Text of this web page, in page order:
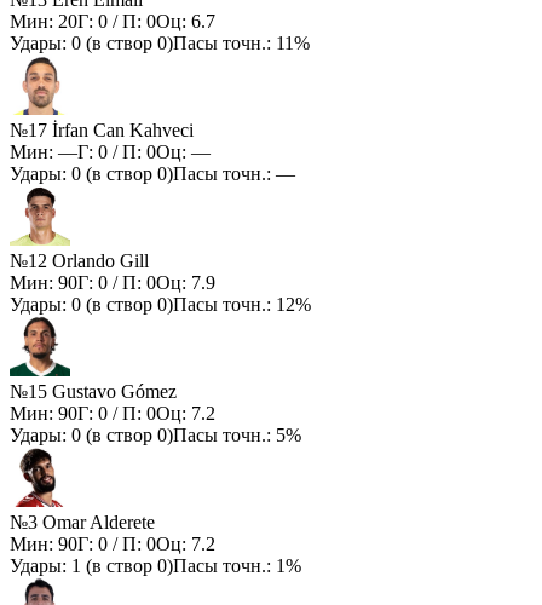
Мин: 20Г: 0 / П: 0Оц: 6.7
Удары: 0 (в створ 0)Пасы точн.: 11%
№17 İrfan Can Kahveci
Мин: —Г: 0 / П: 0Оц: —
Удары: 0 (в створ 0)Пасы точн.: —
№12 Orlando Gill
Мин: 90Г: 0 / П: 0Оц: 7.9
Удары: 0 (в створ 0)Пасы точн.: 12%
№15 Gustavo Gómez
Мин: 90Г: 0 / П: 0Оц: 7.2
Удары: 0 (в створ 0)Пасы точн.: 5%
№3 Omar Alderete
Мин: 90Г: 0 / П: 0Оц: 7.2
Удары: 1 (в створ 0)Пасы точн.: 1%